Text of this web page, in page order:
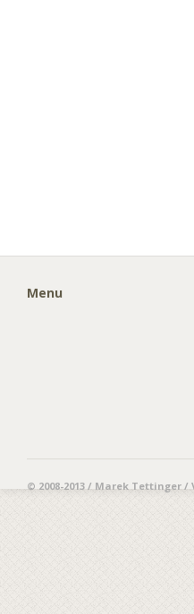
Menu
© 2008-2013 / Marek Tettinger